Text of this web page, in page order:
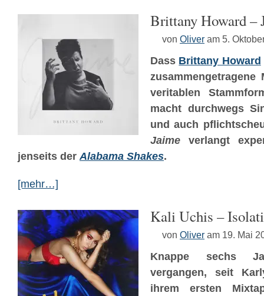
Brittany Howard –
von Oliver am 5.
Dass Brittany Howard
veritablen
macht durchwegs
und auch
Jaime verlangt
jenseits derAlabama Shakes.
[mehr…]
Kali Uchis –
von Oliver am 19. Mai
Knappe sechs
vergangen, seit
ihrem ersten